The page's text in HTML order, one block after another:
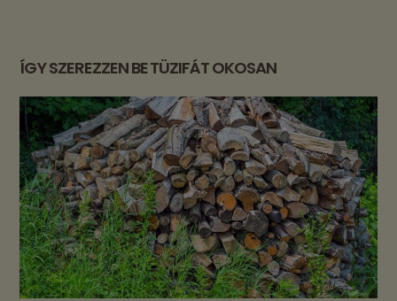
ÍGY SZEREZZEN BE TÜZIFÁT OKOSAN